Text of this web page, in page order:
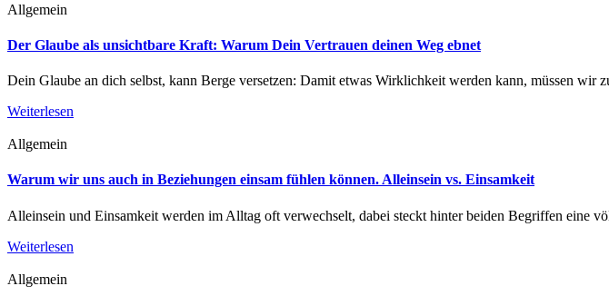
Allgemein
Der Glaube als unsichtbare Kraft: Warum Dein Vertrauen deinen Weg ebnet
Dein Glaube an dich selbst, kann Berge versetzen: Damit etwas Wirklichkeit werden kann, müssen wir
Weiterlesen
Allgemein
Warum wir uns auch in Beziehungen einsam fühlen können. Alleinsein vs. Einsamkeit
Alleinsein und Einsamkeit werden im Alltag oft verwechselt, dabei steckt hinter beiden Begriffen eine
Weiterlesen
Allgemein